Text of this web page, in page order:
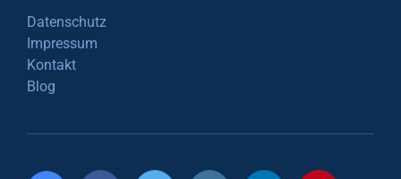
Datenschutz
Impressum
Kontakt
Blog